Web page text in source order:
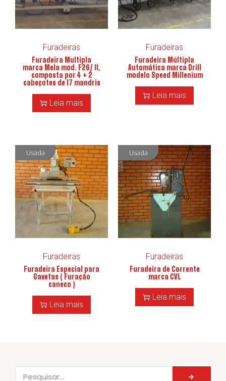
Furadeiras
Furadeira Multipla
marca Mela mod. F26/ II,
composta por 4 + 2
cabeçotes de 17 mandris
Leia mais
Furadeiras
Furadeira Múltipla
Automática marca Drill
modelo Speed Millenium
Leia mais
Furadeiras
Furadeira Especial para
Gavetas ( Furação
caneco )
Leia mais
Furadeiras
Furadeira de Corrente
marca CVL
Leia mais
Usada Usada